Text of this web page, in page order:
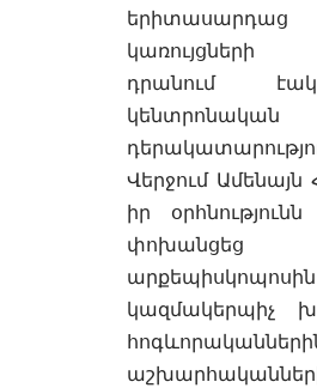
երիտասարդաց
կառույցների
դրանում
Վերջում
իր
կազմակերպիչ